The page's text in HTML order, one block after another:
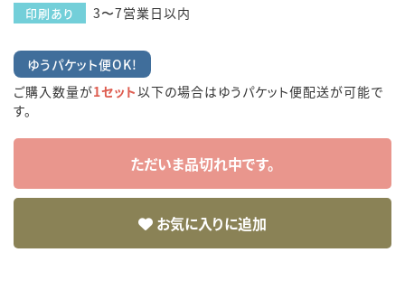
印刷あり 3〜7営業日以内
ゆうパケット便OK!
ご購入数量が1セット以下の場合はゆうパケット便配送が可能で
す。
ただいま品切れ中です。
お気に入りに追加